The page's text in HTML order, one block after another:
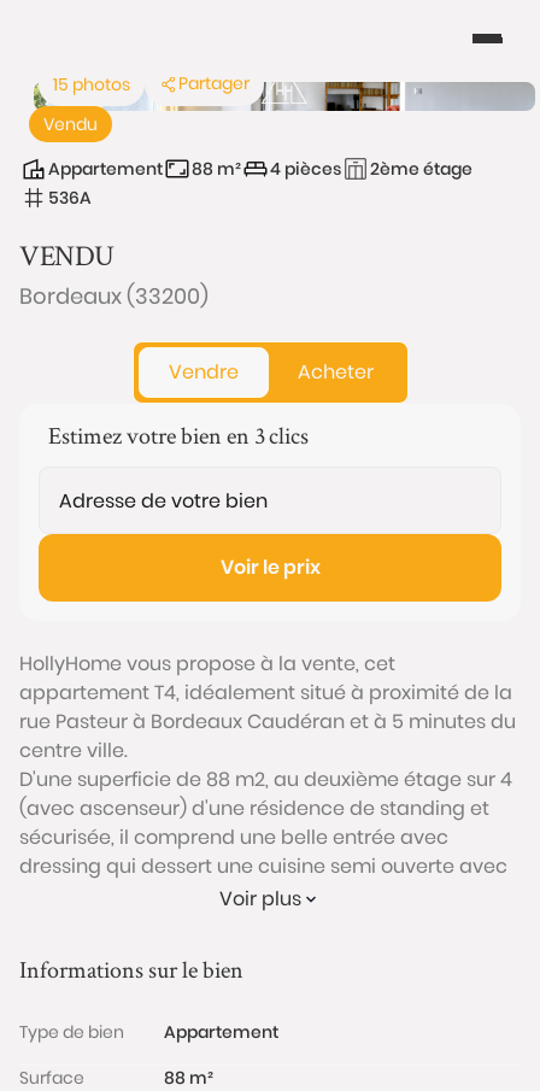
Vendu
15 photos Partager
Appartement 88 m² 4 pièces
2ème étage
536A
VENDU
Bordeaux (33200)
Vendre Acheter
Estimez votre bien en 3 clics
Voir le prix
HollyHome vous propose à la vente, cet
appartement T4, idéalement situé à proximité de la
rue Pasteur à Bordeaux Caudéran et à 5 minutes du
centre ville.
D'une superficie de 88 m2, au deuxième étage sur 4
(avec ascenseur) d'une résidence de standing et
sécurisée, il comprend une belle entrée avec
dressing qui dessert une cuisine semi ouverte avec
buanderie, un salon/séjour lumineux donnant sur
collectives de la résidence.
nombreux rangements, une salle d'eau avec WC et
un WC indépendants.
Voir plus
Informations sur le bien
Type de bien
Appartement
Surface
88 m²